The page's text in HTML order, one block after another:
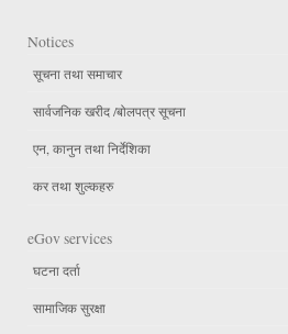
Notices
सूचना तथा समाचार
सार्वजनिक खरीद /बोलपत्र सूचना
एन, कानुन तथा निर्देशिका
कर तथा शुल्कहरु
eGov services
घटना दर्ता
सामाजिक सुरक्षा